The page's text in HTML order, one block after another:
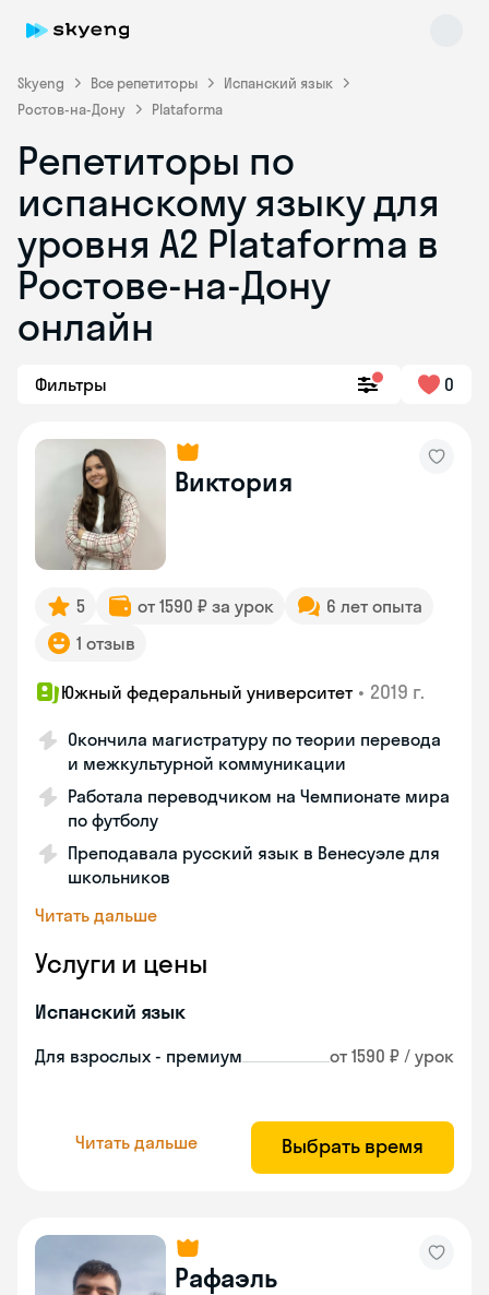
Skyeng Все репетиторы
Испанский язык
Ростов-на-Дону
Plataforma
Репетиторы по
испанскому языку для
уровня А2 Plataforma в
Ростове-на-Дону
онлайн
Фильтры 0
Виктория
5 от 1590 ₽ за урок
6 лет опыта
1 отзыв
Южный федеральный университет • 2019 г.
Окончила магистратуру по теории перевода
и межкультурной коммуникации
Работала переводчиком на Чемпионате мира
по футболу
Преподавала русский язык в Венесуэле для
школьников
Читать дальше
Услуги и цены
Испанский язык
Для взрослых - премиум от 1590 ₽ / урок
Читать дальше Выбрать время
Рафаэль
Skyeng Chat